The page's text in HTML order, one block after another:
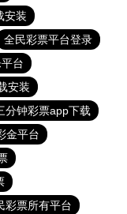
安装
全民彩票平台登录
台
安装
分钟彩票app下载
金平台
彩票所有平台